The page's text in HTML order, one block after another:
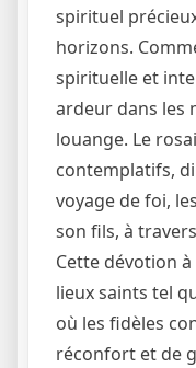
spirituel
horizons.
spirituelle et
ardeur dans les
louange. Le
contemplatifs,
voyage de foi,
son fils, à
Cette dévotion à
lieux saints tel
où les fidèles
réconfort et de